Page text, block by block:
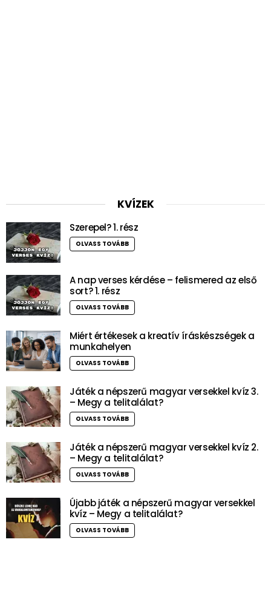
KVÍZEK
Szerepel? 1. rész
OLVASS TOVÁBB
A nap verses kérdése – felismered az első
sort? 1. rész
OLVASS TOVÁBB
Miért értékesek a kreatív íráskészségek a
munkahelyen
OLVASS TOVÁBB
Játék a népszerű magyar versekkel kvíz 3.
– Megy a telitalálat?
OLVASS TOVÁBB
Játék a népszerű magyar versekkel kvíz 2.
– Megy a telitalálat?
OLVASS TOVÁBB
Újabb játék a népszerű magyar versekkel
kvíz – Megy a telitalálat?
OLVASS TOVÁBB